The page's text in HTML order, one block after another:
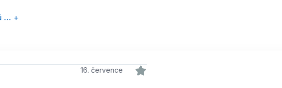
office
… +
16. července